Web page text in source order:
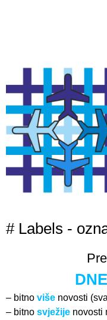
# Labels -
– bitno više novosti
– bitno svježije novosti